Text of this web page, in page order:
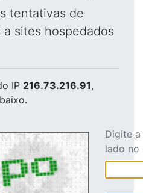
tentativas de
sites hospedados
IP 216.73.216.91,
Digite
lado no